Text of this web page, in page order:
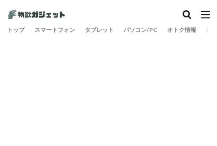
トップ スマートフォン タブレット パソコン/PC オトク情報 旅